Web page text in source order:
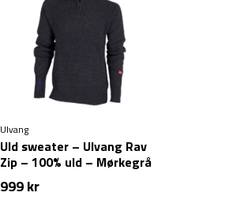
Ulvang
Uld sweater – Ulvang Rav
Zip – 100% uld – Mørkegrå
(XS tilbage)
999kr